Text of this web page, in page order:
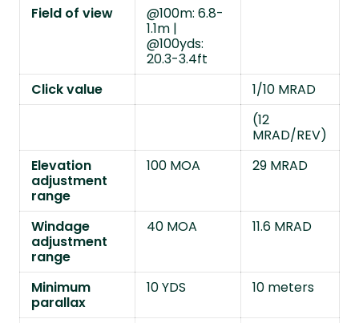
Field of view
@100m: 6.8-
1.1m |
@100yds:
20.3-3.4ft
Click value
1/10 MRAD
(12
MRAD/REV)
Elevation
adjustment
range
100 MOA 29 MRAD
Windage
adjustment
range
40 MOA 11.6 MRAD
Minimum
parallax
10 YDS 10 meters